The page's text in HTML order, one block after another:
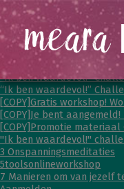
“Je mag er helemaal zijn”
“Ik ben waardevol!”
“Ik ben waardevol!”
[COPY]Gratis workshop!
[COPY]Je bent aangemeld!
[COPY]Promotie materiaal
"Ik ben waardevol!"
3 Onspanningsmeditaties
5toolsonlineworkshop
7 Manieren om van jezelf